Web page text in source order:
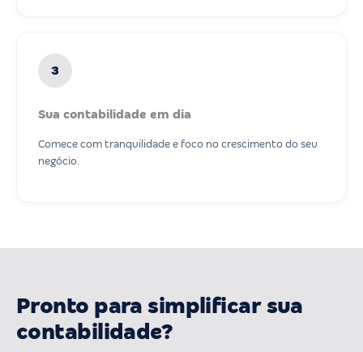
3
Sua contabilidade em dia
Comece com tranquilidade e foco no crescimento do seu
negócio.
Pronto para simplificar sua
contabilidade?